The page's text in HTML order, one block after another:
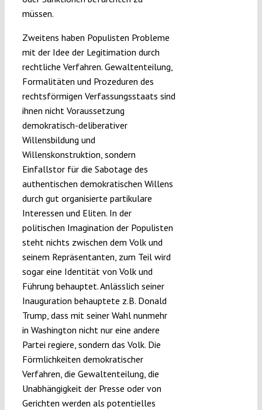
müssen.
Zweitens haben Populisten Probleme
mit der Idee der Legitimation durch
rechtliche Verfahren. Gewaltenteilung,
Formalitäten und Prozeduren des
rechtsförmigen Verfassungsstaats sind
ihnen nicht Voraussetzung
demokratisch-deliberativer
Willensbildung und
Willenskonstruktion, sondern
Einfallstor für die Sabotage des
authentischen demokratischen Willens
durch gut organisierte partikulare
Interessen und Eliten. In der
politischen Imagination der Populisten
steht nichts zwischen dem Volk und
seinem Repräsentanten, zum Teil wird
sogar eine Identität von Volk und
Führung behauptet. Anlässlich seiner
Inauguration behauptete z.B. Donald
Trump, dass mit seiner Wahl nunmehr
in Washington nicht nur eine andere
Partei regiere, sondern das Volk. Die
Förmlichkeiten demokratischer
Verfahren, die Gewaltenteilung, die
Unabhängigkeit der Presse oder von
Gerichten werden als potentielles